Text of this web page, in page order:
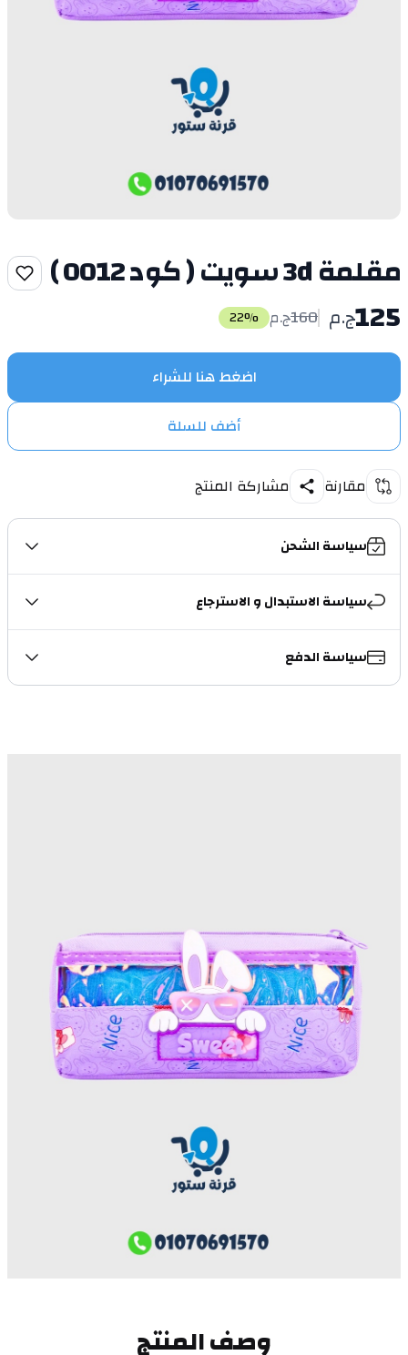
مقلمة 3d سويت ( كود 0012 )
125ج.م 160ج.م 22%
اضغط هنا للشراء
أضف للسلة
مقارنة مشاركة المنتج
سياسة الشحن
سياسة الاستبدال و الاسترجاع
سياسة الدفع
وصف المنتج